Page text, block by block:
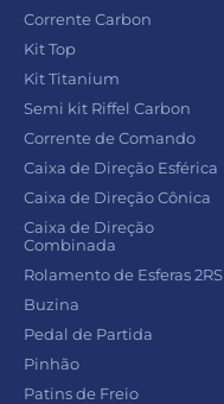
Corrente Carbon
Kit Top
Kit Titanium
Semi kit Riffel Carbon
Corrente de Comando
Caixa de Direção Esférica
Caixa de Direção Cônica
Caixa de Direção
Combinada
Rolamento de Esferas 2RS
Buzina
Pedal de Partida
Pinhão
Patins de Freio